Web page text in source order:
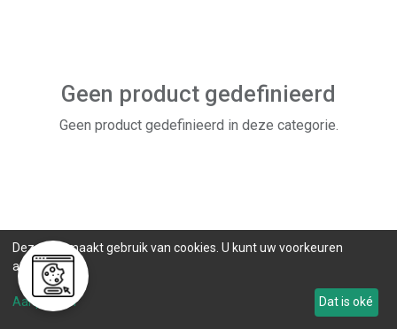
Geen product gedefinieerd
Geen product gedefinieerd in deze categorie.
Deze site maakt gebruik van cookies. U kunt uw voorkeuren
aanpassen.
Aanpassen Dat is oké